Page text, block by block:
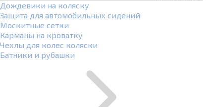
Дождевики на коляску
Защита для автомобильных сидений
Москитные сетки
Карманы на кроватку
Чехлы для колес коляски
Батники и рубашки